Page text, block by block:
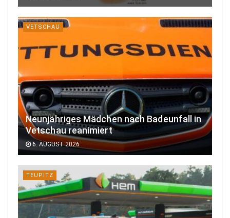
VETSCHAU
Neunjähriges Mädchen nach Badeunfall in
Vetschau reanimiert
6. AUGUST 2026
TEUPITZ